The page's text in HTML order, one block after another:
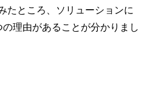
たところ、ソリューションに
理由があることが分かりまし